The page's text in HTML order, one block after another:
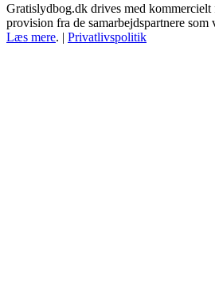
Gratislydbog.dk drives med
provision fra de samarbejdspartnere som
Læs mere. | Privatlivspolitik